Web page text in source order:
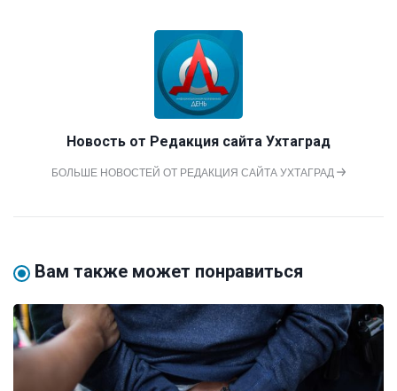
Новость от Редакция сайта Ухтаград
БОЛЬШЕ НОВОСТЕЙ ОТ РЕДАКЦИЯ САЙТА УХТАГРАД
Вам также может понравиться